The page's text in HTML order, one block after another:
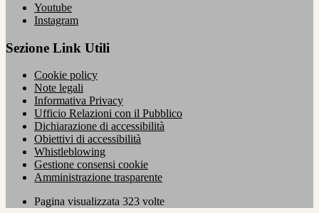
Youtube
Instagram
Sezione Link Utili
Cookie policy
Note legali
Informativa Privacy
Ufficio Relazioni con il Pubblico
Dichiarazione di accessibilità
Obiettivi di accessibilità
Whistleblowing
Gestione consensi cookie
Amministrazione trasparente
Pagina visualizzata 323 volte